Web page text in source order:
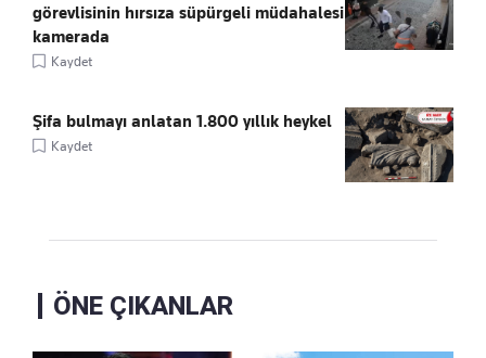
görevlisinin hırsıza süpürgeli müdahalesi
kamerada
Kaydet
Şifa bulmayı anlatan 1.800 yıllık heykel
Kaydet
ÖNE ÇIKANLAR